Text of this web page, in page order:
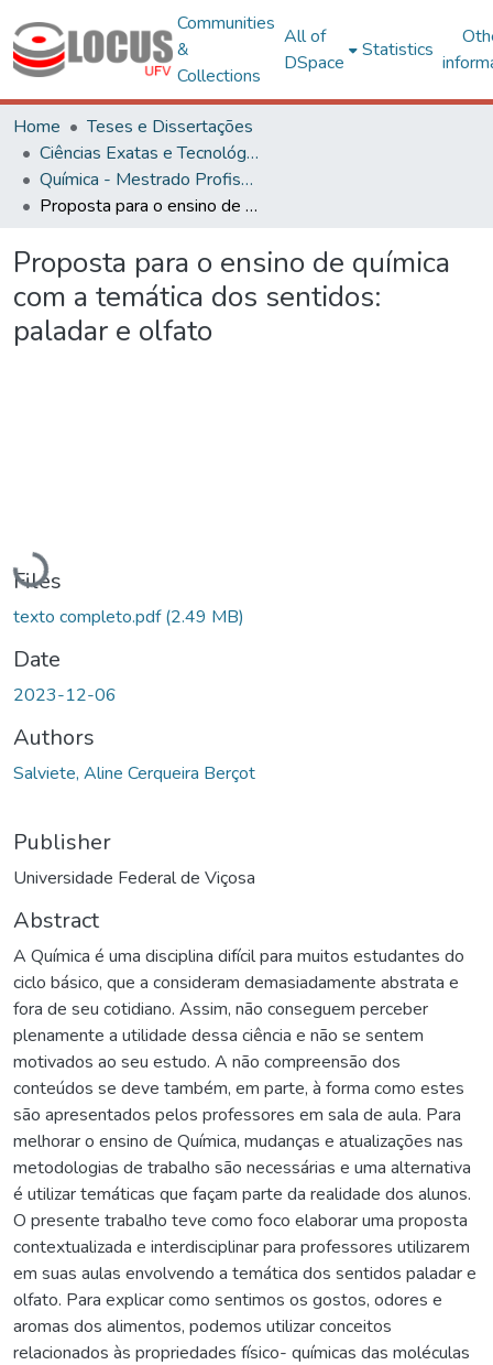
Communities
&
Collections
All of
DSpace
Statistics
Home
Teses e Dissertações
Ciências Exatas e Tecnológicas
Química - Mestrado Profissional
Proposta para o ensino de química com a temática dos sentidos: paladar e olfato
Proposta para o ensino de química
com a temática dos sentidos:
paladar e olfato
Loading...
Files
texto completo.pdf(2.49 MB)
Date
2023-12-06
Authors
Salviete, Aline Cerqueira Berçot
Publisher
Universidade Federal de Viçosa
Abstract
A Química é uma disciplina difícil para muitos estudantes do
ciclo básico, que a consideram demasiadamente abstrata e
fora de seu cotidiano. Assim, não conseguem perceber
plenamente a utilidade dessa ciência e não se sentem
motivados ao seu estudo. A não compreensão dos
conteúdos se deve também, em parte, à forma como estes
são apresentados pelos professores em sala de aula. Para
melhorar o ensino de Química, mudanças e atualizações nas
metodologias de trabalho são necessárias e uma alternativa
é utilizar temáticas que façam parte da realidade dos alunos.
O presente trabalho teve como foco elaborar uma proposta
contextualizada e interdisciplinar para professores utilizarem
em suas aulas envolvendo a temática dos sentidos paladar e
olfato. Para explicar como sentimos os gostos, odores e
aromas dos alimentos, podemos utilizar conceitos
relacionados às propriedades físico- químicas das moléculas